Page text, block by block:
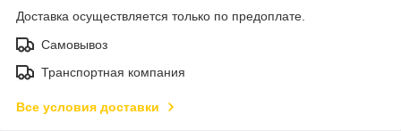
Доставка осуществляется только по предоплате.
Самовывоз
Транспортная компания
Все условия доставки